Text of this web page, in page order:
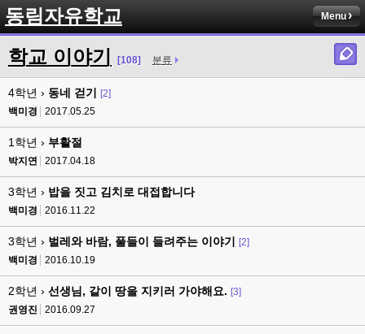
동림자유학교 Menu
학교 이야기 [108] 분류
4학년 › 동네 걷기
[2]
백미경
2017.05.25
1학년 › 부활절
박지연 2017.04.18
3학년 › 밥을 짓고 김치로 대접합니다
백미경 2016.11.22
3학년 › 벌레와 바람, 풀들이 들려주는 이야기
[2]
백미경
2016.10.19
2학년 › 선생님, 같이 땅을 지키러 가야해요. [3]
권영진
2016.09.27